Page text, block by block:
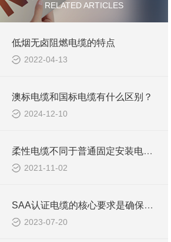
RELATED ARTICLES
低烟无卤阻燃电缆的特点
2022-04-13
澳标电缆和国标电缆有什么区别？
2024-12-10
柔性电缆不同于普通固定安装电缆，在安装中请参照如下的安装与注意事项
2021-11-02
SAA认证电缆的核心要求是确保产品的安全性和可靠性
2023-07-20